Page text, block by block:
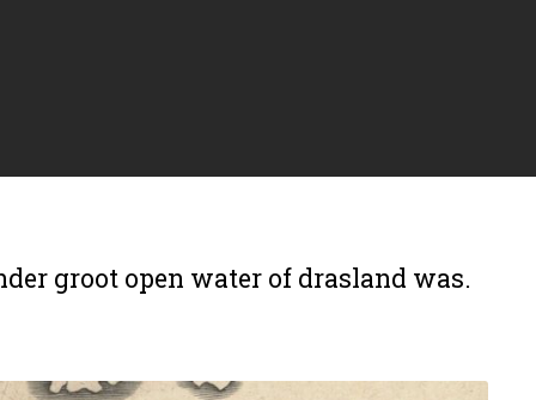
groot open water of drasland was.